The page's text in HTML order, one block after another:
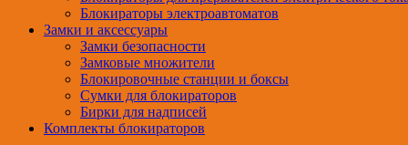
Блокираторы электроавтоматов
Замки и аксессуары
Замки безопасности
Замковые множители
Блокировочные станции и боксы
Сумки для блокираторов
Бирки для надписей
Комплекты блокираторов